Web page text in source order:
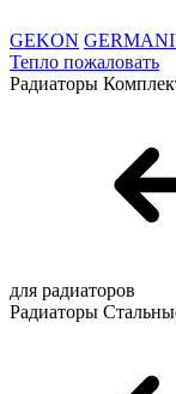
GEKON
Тепло пожаловать
Радиаторы
для радиаторов
Радиаторы